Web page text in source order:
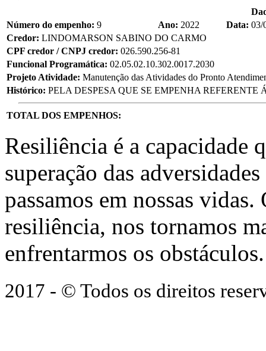
Número do empenho: 9 Ano: 2022 Data: 03/
Credor: LINDOMARSON SABINO DO CARMO
CPF credor / CNPJ credor: 026.590.256-81
Funcional Programática: 02.05.02.10.302.0017.2030
Projeto Atividade: Manutenção das Atividades do Pronto
Histórico: PELA DESPESA QUE SE EMPENHA
TOTAL DOS EMPENHOS:
Resiliência é a capacidade
superação das
passamos em nossas
resiliência, nos tornamos
enfrentarmos os obstáculos.
2017 - © Todos os direitos